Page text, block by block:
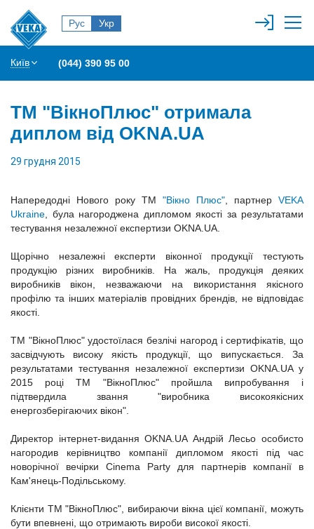
Рус Укр
Київ (044) 390 95 00
ТМ "ВікноПлюс" отримала
диплом від OKNA.UA
29 грудня 2015
Напередодні Нового року ТМ "Вікно Плюс" , партнер VEKA
Ukraine , була нагороджена дипломом якості за результатами
тестування незалежної експертизи ОKNA.UA.
Щорічно незалежні експерти віконної продукції тестують
продукцію різних виробників. На жаль, продукція деяких
виробників вікон, незважаючи на використання якісного
профілю та інших матеріалів провідних брендів, не відповідає
якості.
ТМ "ВікноПлюс" удостоїлася безлічі нагород і сертифікатів, що
засвідчують високу якість продукції, що випускається. За
результатами тестування незалежної експертизи ОKNA.UA у
2015 році ТМ "ВікноПлюс" пройшла випробування і
підтвердила звання "виробника високоякісних
енергозберігаючих вікон".
Директор інтернет-видання OKNA.UA Андрій Лесьо особисто
нагородив керівництво компанії дипломом якості під час
новорічної вечірки Cinema Party для партнерів компанії в
Кам'янець-Подільському.
Клієнти ТМ "ВікноПлюс", вибираючи вікна цієї компанії, можуть
бути впевнені, що отримають вироби високої якості.